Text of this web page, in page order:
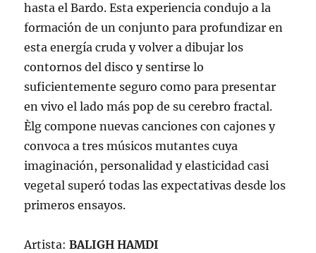
hasta el Bardo. Esta experiencia condujo a la
formación de un conjunto para profundizar en
esta energía cruda y volver a dibujar los
contornos del disco y sentirse lo
suficientemente seguro como para presentar
en vivo el lado más pop de su cerebro fractal.
Èlg compone nuevas canciones con cajones y
convoca a tres músicos mutantes cuya
imaginación, personalidad y elasticidad casi
vegetal superó todas las expectativas desde los
primeros ensayos.
Artista:BALIGH HAMDI